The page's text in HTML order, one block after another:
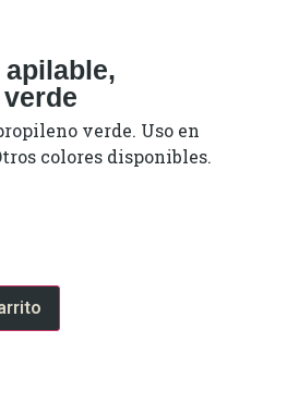
apilable,
verde. Uso en
colores disponibles.